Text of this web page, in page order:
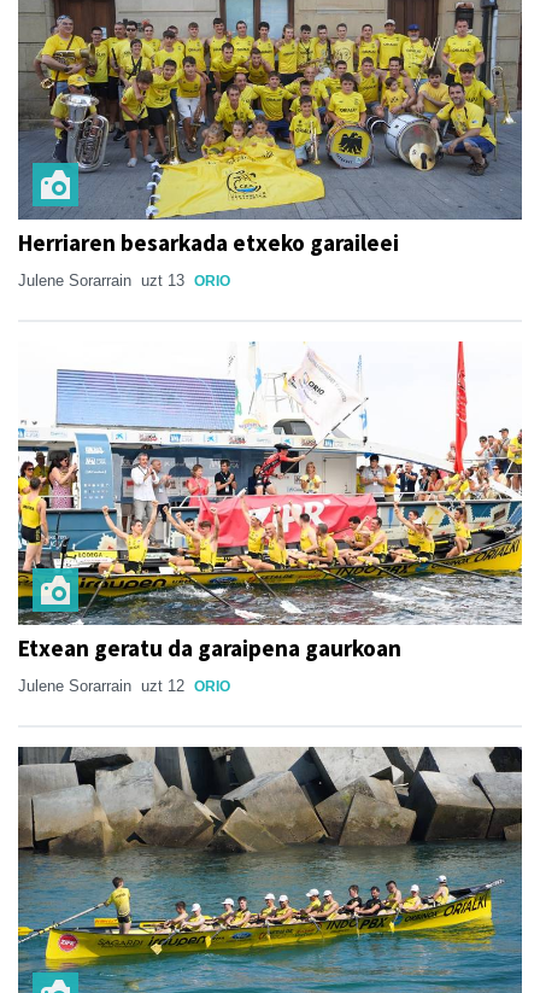
Herriaren besarkada etxeko garaileei
Julene Sorarrain uzt 13 ORIO
Etxean geratu da garaipena gaurkoan
Julene Sorarrain uzt 12 ORIO